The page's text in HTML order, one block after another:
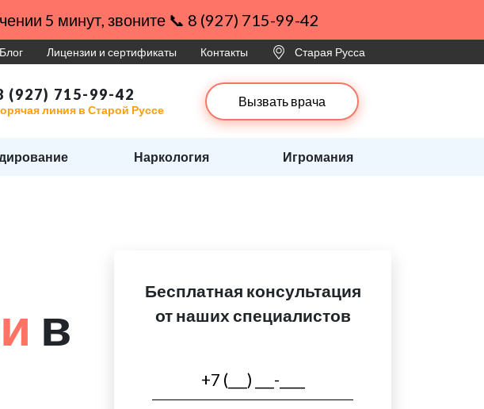
5 минут, звоните 📞 8 (927) 715-99-42
Блог Лицензии и сертификаты Контакты Старая Русса
(927) 715-99-42
линия в Старой Руссе
Вызвать врача
Наркология Игромания
в
Бесплатная консультация
от наших специалистов